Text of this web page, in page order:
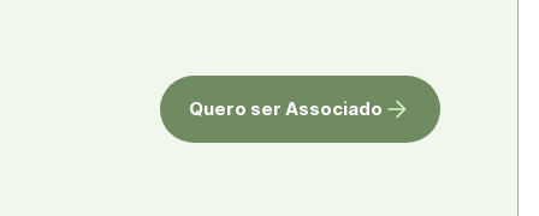
Quero ser Associado